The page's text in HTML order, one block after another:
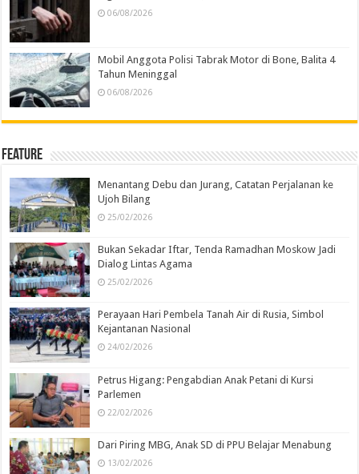
06/08/2026
Mobil Anggota Polisi Tabrak Motor di Bone, Balita 4
Tahun Meninggal
06/08/2026
Feature
Menantang Debu dan Jurang, Catatan Perjalanan ke
Ujoh Bilang
25/02/2026
Bukan Sekadar Iftar, Tenda Ramadhan Moskow Jadi
Dialog Lintas Agama
25/02/2026
Perayaan Hari Pembela Tanah Air di Rusia, Simbol
Kejantanan Nasional
24/02/2026
Petrus Higang: Pengabdian Anak Petani di Kursi
Parlemen
22/02/2026
Dari Piring MBG, Anak SD di PPU Belajar Menabung
13/02/2026